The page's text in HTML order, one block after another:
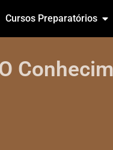
Cursos Preparatórios